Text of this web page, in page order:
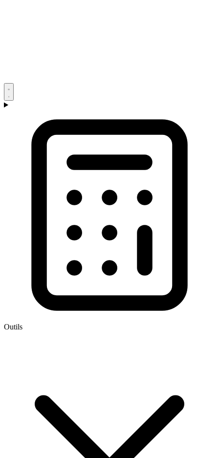
Outils